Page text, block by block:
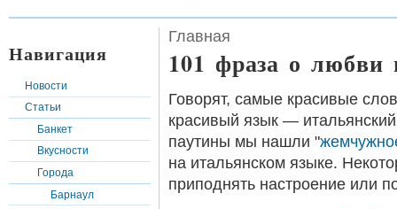
Навигация
Новости
Статьи
Банкет
Вкусности
Города
Барнаул
Главная
101 фраза о любви
Говорят, самые красивые
красивый язык —
паутины мы нашли "
на итальянском языке.
приподнять настроение или